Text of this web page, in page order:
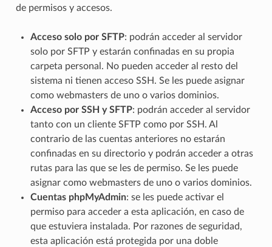
de permisos y accesos.
Acceso solo por SFTP: podrán acceder al servidor
solo por SFTP y estarán confinadas en su propia
carpeta personal. No pueden acceder al resto del
sistema ni tienen acceso SSH. Se les puede asignar
como webmasters de uno o varios dominios.
Acceso por SSH y SFTP: podrán acceder al servidor
tanto con un cliente SFTP como por SSH. Al
contrario de las cuentas anteriores no estarán
confinadas en su directorio y podrán acceder a otras
rutas para las que se les de permiso. Se les puede
asignar como webmasters de uno o varios dominios.
Cuentas phpMyAdmin: se les puede activar el
permiso para acceder a esta aplicación, en caso de
que estuviera instalada. Por razones de seguridad,
esta aplicación está protegida por una doble